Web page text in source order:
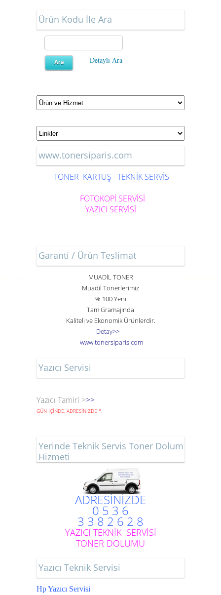
Ürün Kodu İle Ara
Detaylı Ara
www.tonersiparis.com
TONER KARTUŞ TEKNİK SERVİS
FOTOKOPİ SERVİSİ
YAZICI SERVİSİ
Garanti / Ürün Teslimat
MUADİL TONER
Muadil Tonerlerimiz
% 100 Yeni
Tam Gramajında
Kaliteli ve Ekonomik Ürünlerdir.
Detay>>
www.tonersiparis.com
Yazıcı Servisi
Yazıcı Tamiri >>>
GÜN İÇİNDE, ADRESİNİZDE *.
Yerinde Teknik Servis Toner Dolum
Hizmeti
ADRESİNİZDE
0 5 3 6
3 3 8 2 6 2 8
YAZICI TEKNİK SERVİSİ
TONER DOLUMU
Yazıcı Teknik Servisi
Hp Yazıcı Servisi